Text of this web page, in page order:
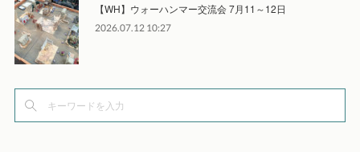
【WH】ウォーハンマー交流会 7月11～12日
2026.07.12 10:27